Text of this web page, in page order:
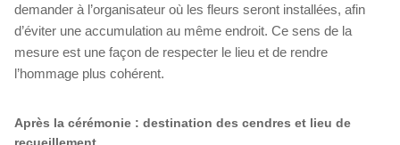
demander à l’organisateur où les fleurs seront installées, afin
d’éviter une accumulation au même endroit. Ce sens de la
mesure est une façon de respecter le lieu et de rendre
l’hommage plus cohérent.
Après la cérémonie : destination des cendres et lieu de